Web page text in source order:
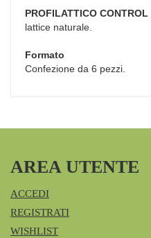
PROFILATTICO
lattice naturale.
Formato
Confezione da 6 pezzi.
AREA UTENTE
ACCEDI
REGISTRATI
WISHLIST